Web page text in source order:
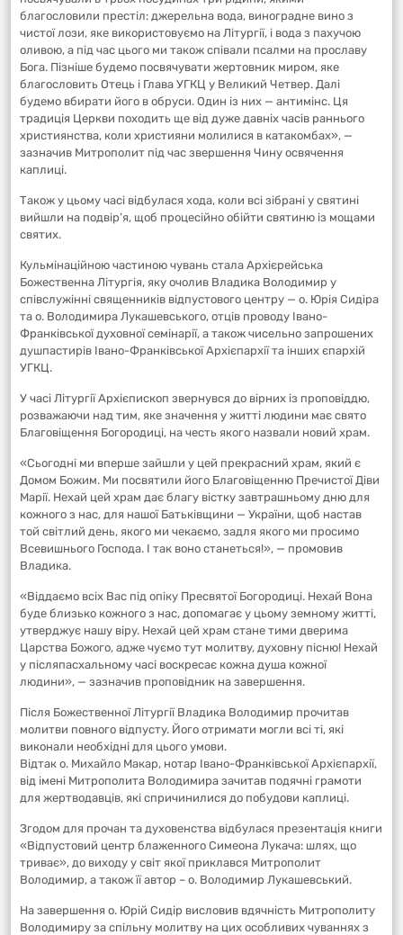
благословили престіл: джерельна вода, виноградне вино з
чистої лози, яке використовуємо на Літургії, і вода з пахучою
оливою, а під час цього ми також співали псалми на прославу
Бога. Пізніше будемо посвячувати жертовник миром, яке
благословить Отець і Глава УГКЦ у Великий Четвер. Далі
будемо вбирати його в обруси. Один із них — антимінс. Ця
традиція Церкви походить ще від дуже давніх часів раннього
християнства, коли християни молилися в катакомбах», —
зазначив Митрополит під час звершення Чину освячення
каплиці.
Також у цьому часі відбулася хода, коли всі зібрані у святині
вийшли на подвір’я, щоб процесійно обійти святиню із мощами
святих.
Кульмінаційною частиною чувань стала Архієрейська
Божественна Літургія, яку очолив Владика Володимир у
співслужінні священників відпустового центру — о. Юрія Сидіра
та о. Володимира Лукашевського, отців проводу Івано-
Франківської духовної семінарії, а також чисельно запрошених
душпастирів Івано-Франківської Архієпархії та інших єпархій
УГКЦ.
У часі Літургії Архієпископ звернувся до вірних із проповіддю,
розважаючи над тим, яке значення у житті людини має свято
Благовіщення Богородиці, на честь якого назвали новий храм.
«Сьогодні ми вперше зайшли у цей прекрасний храм, який є
Домом Божим. Ми посвятили його Благовіщенню Пречистої Діви
Марії. Нехай цей храм дає благу вістку завтрашньому дню для
кожного з нас, для нашої Батьківщини — України, щоб настав
той світлий день, якого ми чекаємо, задля якого ми просимо
Всевишнього Господа. І так воно станеться!», — промовив
Владика.
«Віддаємо всіх Вас під опіку Пресвятої Богородиці. Нехай Вона
буде близько кожного з нас, допомагає у цьому земному житті,
утверджує нашу віру. Нехай цей храм стане тими дверима
Царства Божого, адже чуємо тут молитву, духовну пісню! Нехай
у післяпасхальному часі воскресає кожна душа кожної
людини», — зазначив проповідник на завершення.
Після Божественної Літургії Владика Володимир прочитав
молитви повного відпусту. Його отримати могли всі ті, які
виконали необхідні для цього умови.
Відтак о. Михайло Макар, нотар Івано-Франківської Архієпархії,
від імені Митрополита Володимира зачитав подячні грамоти
для жертводавців, які спричинилися до побудови каплиці.
Згодом для прочан та духовенства відбулася презентація книги
«Відпустовий центр блаженного Симеона Лукача: шлях, що
триває», до виходу у світ якої приклався Митрополит
Володимир, а також її автор – о. Володимир Лукашевський.
На завершення о. Юрій Сидір висловив вдячність Митрополиту
Володимиру за спільну молитву на цих особливих чуваннях з